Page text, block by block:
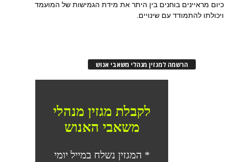
כיום מראיינים בוחנים בין היתר את מידת הגמישות של המועמד
ויכולתו להתמודד עם שינויים.
הרשמה למגזין מנהלי משאבי אנוש